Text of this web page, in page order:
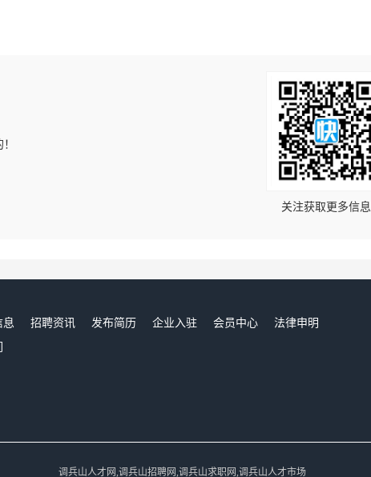
关注获取更多信息
息 招聘资讯 发布简历 企业入驻 会员中心
法律申明
调兵山人才网,调兵山招聘网,调兵山求职网,调兵山人才市场